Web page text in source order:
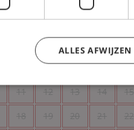
5 6 7 8
11 12 13 14 15
18 19 20 21 22
ALLES AFWIJZEN